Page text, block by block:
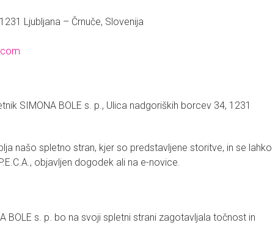
Ljubljana – Črnuče, Slovenija
SIMONA BOLE s. p., Ulica nadgoriških borcev 34, 1231
našo spletno stran, kjer so predstavljene storitve, in se lahko
objavljen dogodek ali na e-novice.
BOLE s. p. bo na svoji spletni strani zagotavljala točnost in